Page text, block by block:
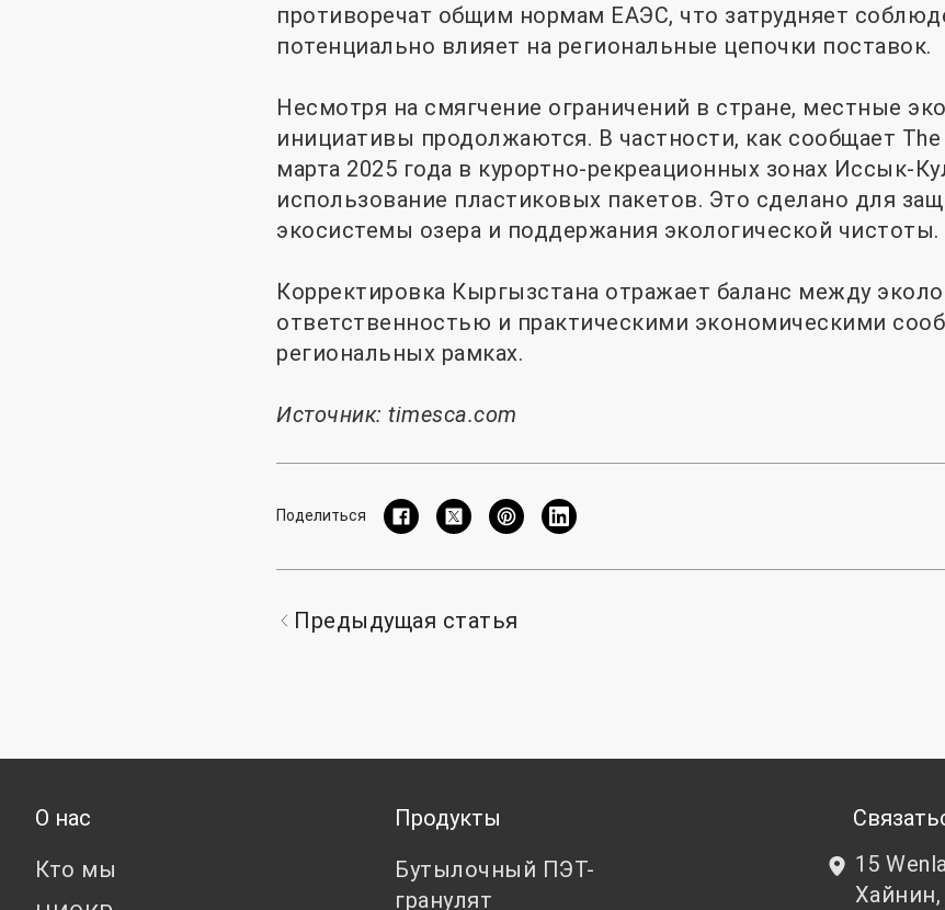
противоречат общим нормам ЕАЭС, что затрудняет
потенциально влияет на региональные цепочки поставок.
Несмотря на смягчение ограничений в стране, местные
инициативы продолжаются. В частности, как сообщает The
марта 2025 года в курортно-рекреационных зонах Иссык-
использование пластиковых пакетов. Это сделано для
экосистемы озера и поддержания экологической чистоты.
Корректировка Кыргызстана отражает баланс между
ответственностью и практическими экономическими
региональных рамках.
Источник: timesca.com
Поделиться
Предыдущая статья
О нас
Кто мы
Продукты
Бутылочный ПЭТ-
гранулят
15